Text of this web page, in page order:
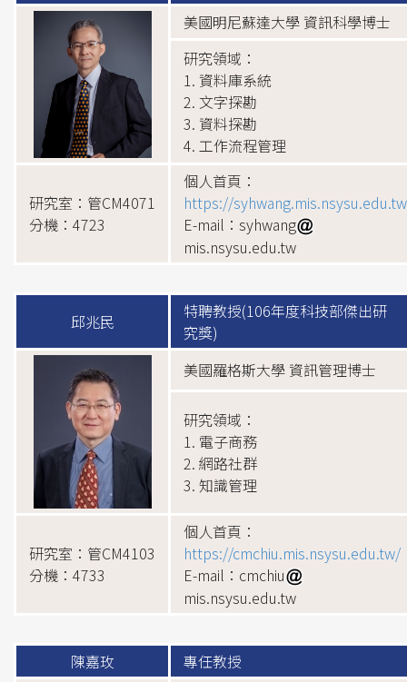
美國明尼蘇達大學 資訊科學博士
研究領域：
1. 資料庫系統
2. 文字探勘
3. 資料探勘
4. 工作流程管理
研究室：管CM4071
分機：4723
個人首頁：
https://
E-mail：syhwang
mis.nsysu.edu.tw
邱兆民
特聘教授(106年度科技部傑出研
究獎)
美國羅格斯大學 資訊管理博士
研究領域：
1. 電子商務
2. 網路社群
3. 知識管理
研究室：管CM4103
分機：4733
個人首頁：
https://cmchiu.mis.nsysu.edu.tw/
E-mail：cmchiu
mis.nsysu.edu.tw
陳嘉玫
專任教授